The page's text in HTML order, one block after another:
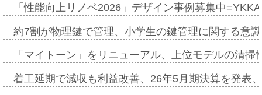
「性能向上リノベ2026」デザイン事例募集中
約7割が物理鍵で管理、小学生の鍵管理に関する意
「マイトーン」をリニューアル、上位モデルの清
着工延期で減収も利益改善、26年5月期決算を発表